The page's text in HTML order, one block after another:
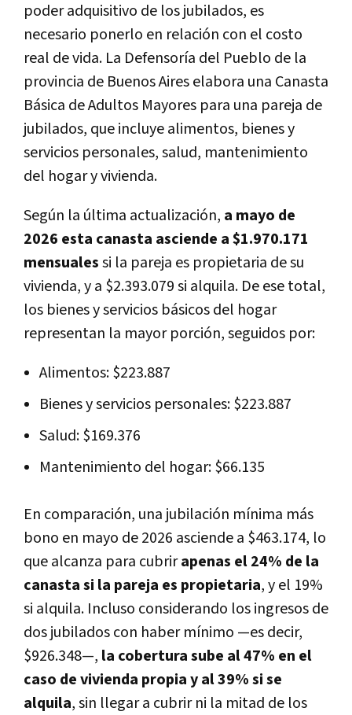
poder adquisitivo de los jubilados, es
necesario ponerlo en relación con el costo
real de vida. La Defensoría del Pueblo de la
provincia de Buenos Aires elabora una Canasta
Básica de Adultos Mayores para una pareja de
jubilados, que incluye alimentos, bienes y
servicios personales, salud, mantenimiento
del hogar y vivienda.
Según la última actualización, a mayo de
2026 esta canasta asciende a $1.970.171
mensualessi la pareja es propietaria de su
vivienda, y a $2.393.079 si alquila. De ese total,
los bienes y servicios básicos del hogar
representan la mayor porción, seguidos por:
Alimentos: $223.887
Bienes y servicios personales: $223.887
Salud: $169.376
Mantenimiento del hogar: $66.135
En comparación, una jubilación mínima más
bono en mayo de 2026 asciende a $463.174, lo
que alcanza para cubrirapenas el 24% de la
canasta si la pareja es propietaria, y el 19%
si alquila. Incluso considerando los ingresos de
dos jubilados con haber mínimo —es decir,
$926.348—, la cobertura sube al 47% en el
caso de vivienda propia y al 39% si se
alquila, sin llegar a cubrir ni la mitad de los